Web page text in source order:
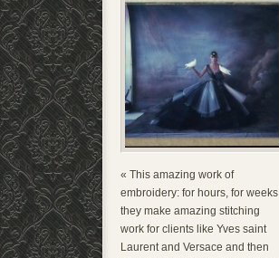
« This amazing work of
embroidery: for hours, for weeks
they make amazing stitching
work for clients like Yves saint
Laurent and Versace and then